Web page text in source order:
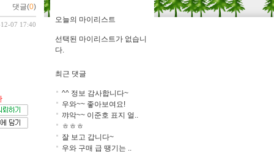
댓글(0)
07 17:40
오늘의 마이리스트
선택된 마이리스트가 없습니
다.
최근 댓글
^^ 정보 감사합니다~
우와~~ 좋아보여요!
꺄악~~ 이준호 표지 얼..
ㅎㅎㅎ
잘 보고 갑니다~
우와 구매 급 땡기는 ..